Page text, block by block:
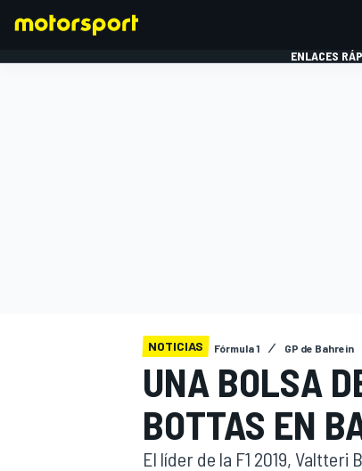
INDYCAR
ENLACES
NOTICIAS Fórmula 1 GP de Bahrein
UNA BOLSA
BOTTAS EN
El líder de la F1 2019,